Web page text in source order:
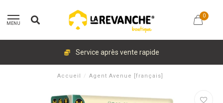
MENU
0
Service après vente rapide
Accueil / Agent Avenue [français]